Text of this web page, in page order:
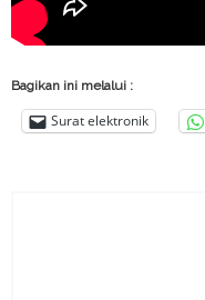
Bagikan ini melalui :
Surat elektronik